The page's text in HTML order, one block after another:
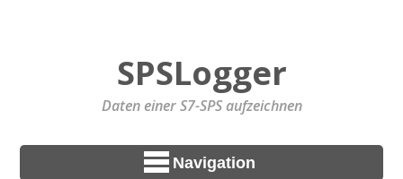
SPSLogger
Daten einer S7-SPS aufzeichnen
Navigation